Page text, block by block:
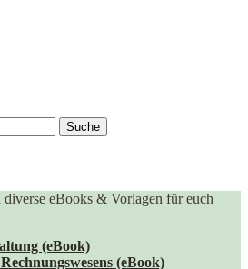
eBooks & Vorlagen für euch
(eBook)
(eBook)